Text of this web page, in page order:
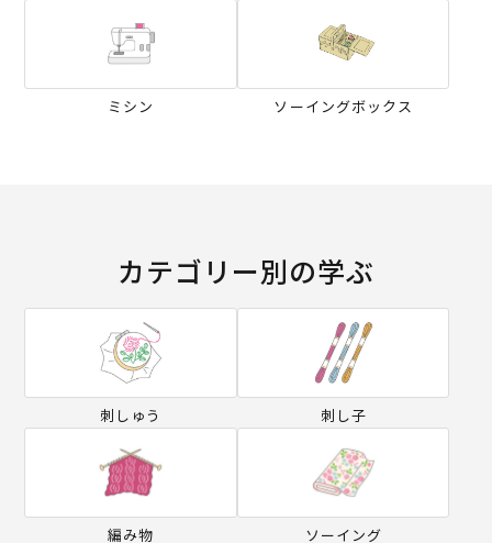
ミシン ソーイングボックス
カテゴリー別の学ぶ
刺しゅう 刺し子
編み物 ソーイング